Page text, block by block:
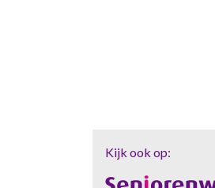
Kijk ook op: